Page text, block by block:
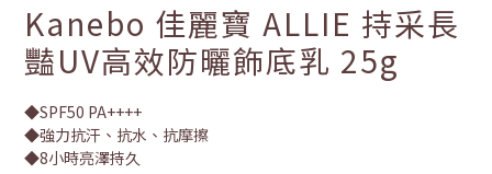
Kanebo 佳麗寶 ALLIE 持采長
豔UV高效防曬飾底乳 25g
◆SPF50 PA++++
◆強力抗汗、抗水、抗摩擦
◆8小時亮澤持久